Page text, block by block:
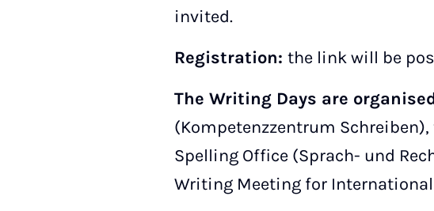
invited.
Registration: the link will be
The Writing Days are
(Kompetenzzentrum Schreiben),
Spelling Office (Sprach- und
Writing Meeting for